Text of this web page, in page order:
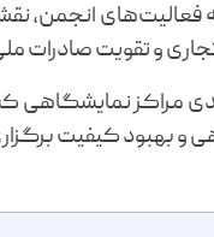
فعالیت‌های انجمن،
و تقویت صادرات
مراکز نمایشگاهی
و بهبود کیفیت